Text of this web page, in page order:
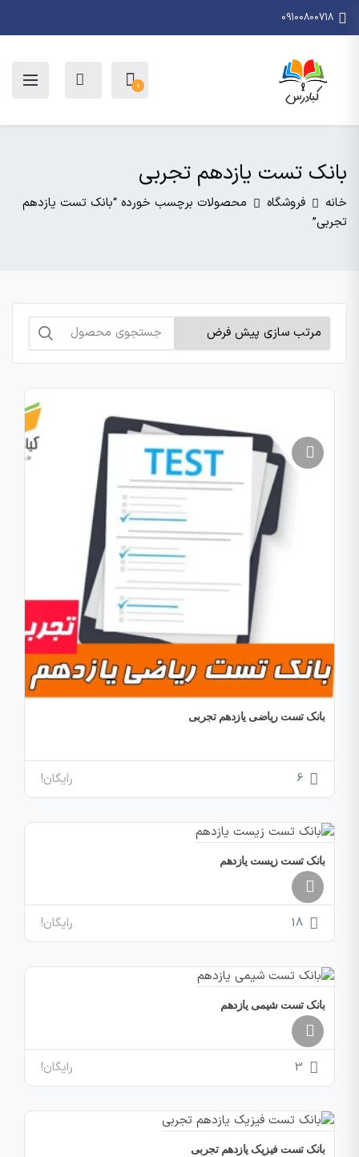
09100800718
0
بانک تست یازدهم تجربی
خانه فروشگاه
محصولات برچسب خورده “بانک تست یازدهم
تجربی”
جستجو
برای:
بانک تست ریاضی یازدهم تجربی
6 رایگان!
بانک تست زیست یازدهم
18 رایگان!
بانک تست شیمی یازدهم
3 رایگان!
بانک تست فیزیک یازدهم تجربی